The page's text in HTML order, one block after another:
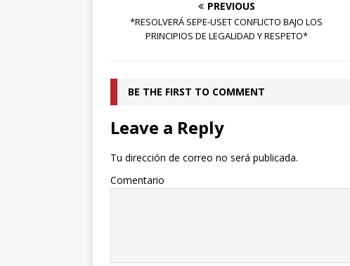
PREVIOUS
*RESOLVERÁ SEPE-USET CONFLICTO BAJO LOS
PRINCIPIOS DE LEGALIDAD Y RESPETO*
BE THE FIRST TO COMMENT
Leave a Reply
Tu dirección de correo no será publicada.
Comentario